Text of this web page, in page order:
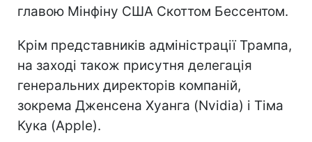
главою Мінфіну США Скоттом Бессентом.
Крім представників адміністрації Трампа,
на заході також присутня делегація
генеральних директорів компаній,
зокрема Дженсена Хуанга (Nvidia) і Тіма
Кука (Apple).